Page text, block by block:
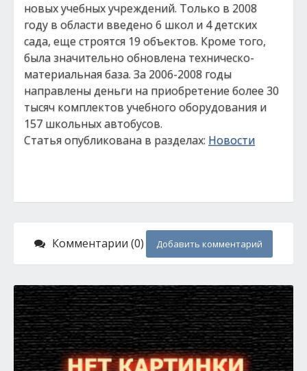
новых учебных учреждений. Только в 2008
году в области введено 6 школ и 4 детских
сада, еще строятся 19 объектов. Кроме того,
была значительно обновлена техническо-
материальная база. За 2006-2008 годы
направлены деньги на приобретение более 30
тысяч комплектов учебного оборудования и
157 школьных автобусов.
Статья опубликована в разделах: Новости
Комментарии (0) Добавить комментарий